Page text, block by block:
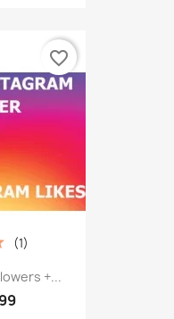
+...
(1)
favorite_border